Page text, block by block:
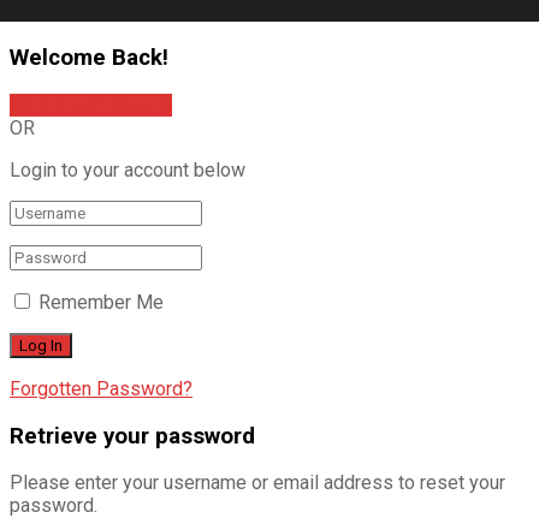
Welcome Back!
OR
Login to your account below
Remember Me
Forgotten Password?
Retrieve your password
Please enter your username or email address to reset your
password.